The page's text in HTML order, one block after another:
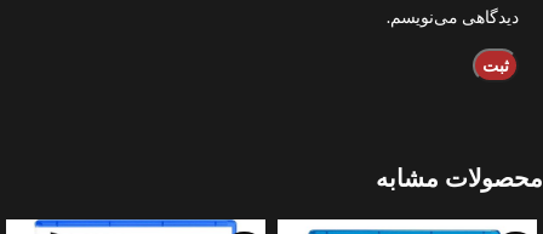
دیدگاهی می‌نویسم.
محصولات مشابه